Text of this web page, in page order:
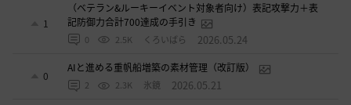
1
（ベテラン&ルーキーイベント対象者向け）表記攻撃力＋表
記防御力合計700達成の手引き
0 2.5K くろいばら 2026.05.24
0
AIと進める重帆船増築の素材管理（改訂版）
2 2.3K 氷鏡 2026.05.21